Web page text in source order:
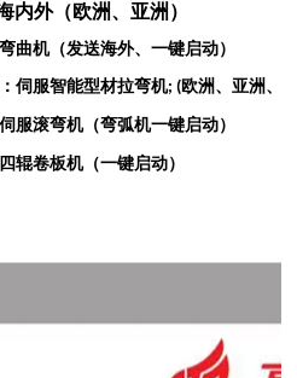
内外（欧洲、亚洲）
曲机（发送海外、一键启动）
伺服智能型材拉弯机; ( 欧洲、亚洲、
服滚弯机（弯弧机一键启动）
辊卷板机（一键启动）